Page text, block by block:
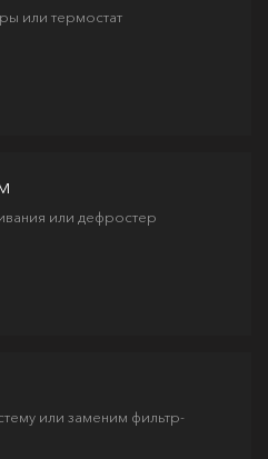
или термостат
или дефростер
или заменим фильтр-